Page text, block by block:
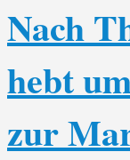
Nach
hebt
zur